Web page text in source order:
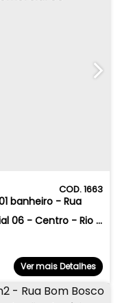
1663
banheiro - Rua
06 - Centro - Rio
Ver mais Detalhes